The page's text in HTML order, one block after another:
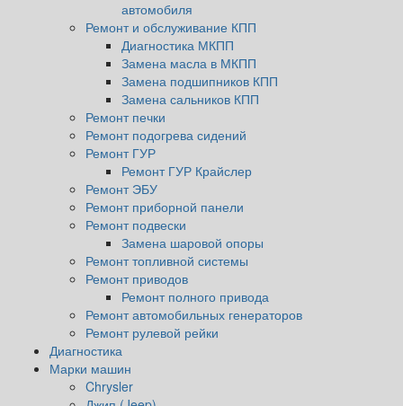
автомобиля
Ремонт и обслуживание КПП
Диагностика МКПП
Замена масла в МКПП
Замена подшипников КПП
Замена сальников КПП
Ремонт печки
Ремонт подогрева сидений
Ремонт ГУР
Ремонт ГУР Крайслер
Ремонт ЭБУ
Ремонт приборной панели
Ремонт подвески
Замена шаровой опоры
Ремонт топливной системы
Ремонт приводов
Ремонт полного привода
Ремонт автомобильных генераторов
Ремонт рулевой рейки
Диагностика
Марки машин
Chrysler